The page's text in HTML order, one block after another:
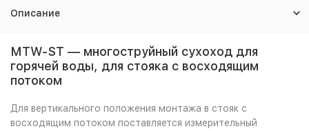
Описание
MTW-ST — многоструйный сухоход для
горячей воды, для стояка с восходящим
потоком
Для вертикального положения монтажа в стояк с
восходящим потоком поставляется измерительный